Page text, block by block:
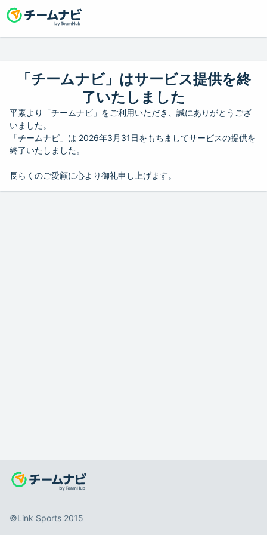
「チームナビ」はサービス提供を終
了いたしました
平素より「チームナビ」をご利用いただき、誠にありがとうござ
いました。
「チームナビ」は 2026年3月31日をもちましてサービスの提供を
終了いたしました。
長らくのご愛顧に心より御礼申し上げます。
©️Link Sports 2015